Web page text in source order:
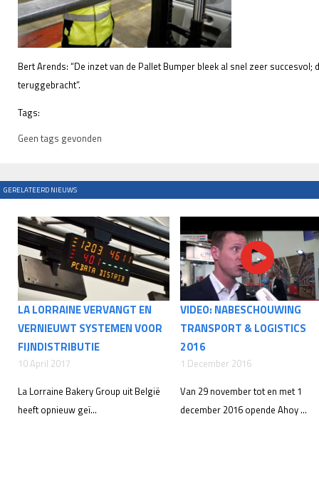
Bert Arends: “De inzet van de Pallet Bumper bleek al snel zeer
teruggebracht”.
Tags:
Geen tags gevonden
GERELATEERD NIEUWS
LA LORRAINE VERVANGT EN
VERNIEUWT SYSTEMEN VOOR
FIJNDISTRIBUTIE
10 April 2017
La Lorraine Bakery Group uit België
heeft opnieuw geï...
VIDEO: NABESCHOUWING
TRANSPORT & LOGISTICS
2016
1 December 2016
Van 29 november tot en met 1
december 2016 opende Ahoy ...